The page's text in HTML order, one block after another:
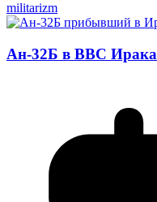
militarizm
Ан-32Б в ВВС Ирака